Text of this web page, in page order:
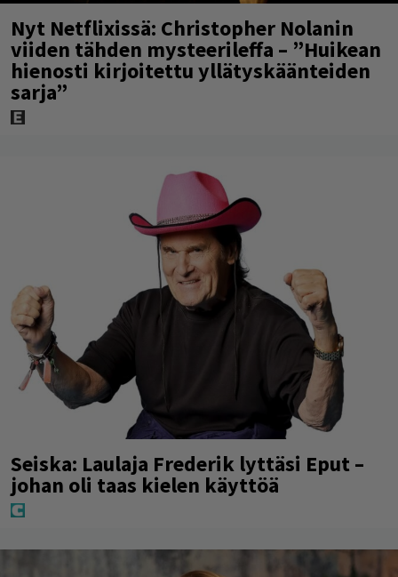
Nyt Netflixissä: Christopher Nolanin
viiden tähden mysteerileffa – ”Huikean
hienosti kirjoitettu yllätyskäänteiden
sarja”
Seiska: Laulaja Frederik lyttäsi Eput –
johan oli taas kielen käyttöä